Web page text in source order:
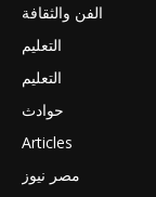
الفن والثقافة
التعليم
التعليم
حوادث
Articles
مصر نيوز